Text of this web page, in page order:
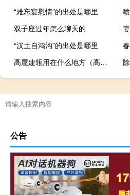
“难忘宴慰情”的出处是哪里
双子座过年怎么聊天的
“汉土自鸿沟”的出处是哪里
高屋建瓴用在什么地方（高屋建瓴不能随便用）
公告